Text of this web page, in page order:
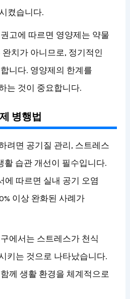
켰습니다.
고에 따르면 영양제는 약물
치가 아니므로, 정기적인
니다. 영양제의 한계를
는 것이 중요합니다.
병행법
려면 공기질 관리, 스트레스
활 습관 개선이 필수입니다.
에 따르면 실내 공기 오염
이상 완화된 사례가
에서는 스트레스가 천식
키는 것으로 나타났습니다.
께 생활 환경을 체계적으로